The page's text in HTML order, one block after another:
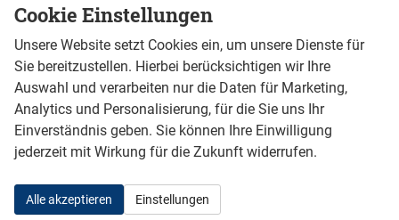
Außen
Rückkamera mit Warnanzeige Akustisch für Hindernisse mit
Notbremsfunktion
vorhanden
Einparkhilfe mit Warnsignal und Warnanzeige für hinten
Einparkhilfe mit Warnsignal und Warnanzeige für vorne und
Stoßstangen und Türgriffe in Wagenfarbe lackiert
Außenspiegel elektrisch einstellbar und mnuell anklappbar
Cookie Einstellungen
Unsere Website setzt Cookies ein, um unsere Dienste für
Sie bereitzustellen. Hierbei berücksichtigen wir Ihre
Auswahl und verarbeiten nur die Daten für Marketing,
Analytics und Personalisierung, für die Sie uns Ihr
Einverständnis geben. Sie können Ihre Einwilligung
jederzeit mit Wirkung für die Zukunft widerrufen.
Alle akzeptieren Einstellungen